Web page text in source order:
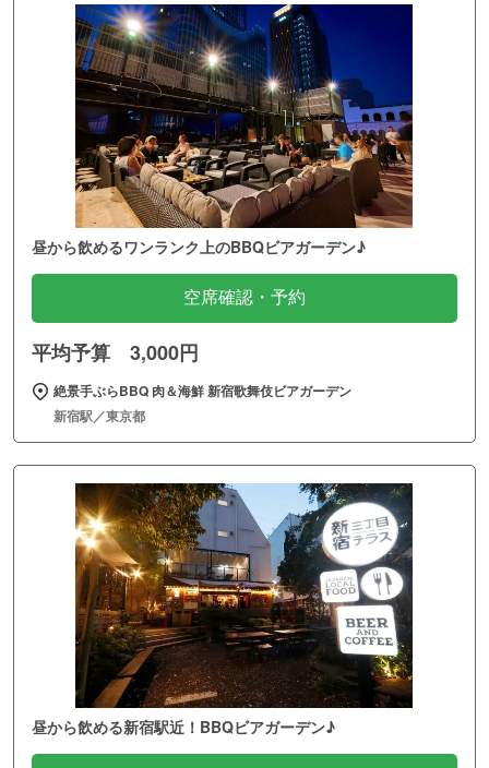
昼から飲めるワンランク上のBBQビアガーデン♪
空席確認・予約
平均予算 3,000円
絶景手ぶらBBQ 肉＆海鮮 新宿歌舞伎ビアガーデン
新宿駅／東京都
昼から飲める新宿駅近！BBQビアガーデン♪